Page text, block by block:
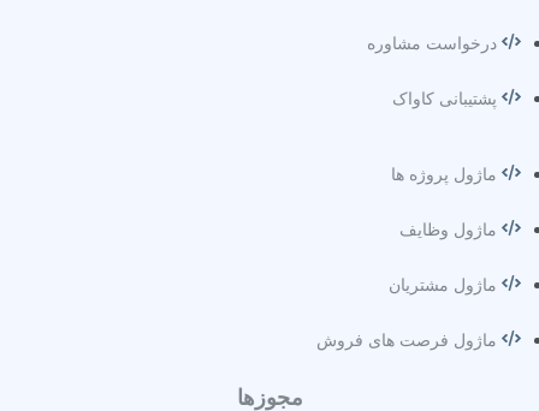
درخواست مشاوره
پشتیبانی کاواک
ماژول پروژه ها
ماژول وظایف
ماژول مشتریان
ماژول فرصت های فروش
مجوزها